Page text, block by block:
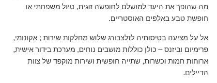
מה שהופך את היעד למושלם לחופשה זוגית, טיול משפחתי או
חופשת טבע באלפים האוסטריים.
אל על מציעה בטיסותיה לזלצבורג שלוש מחלקות שירות ; אקונומי,
פרימיום וביזנס – כולן כוללות מושבים נוחים, מערכת בידור אישית,
ארוחות חמות וכשרות, שתייה חופשית ושירות מוקפד של צוות
הדיילים.